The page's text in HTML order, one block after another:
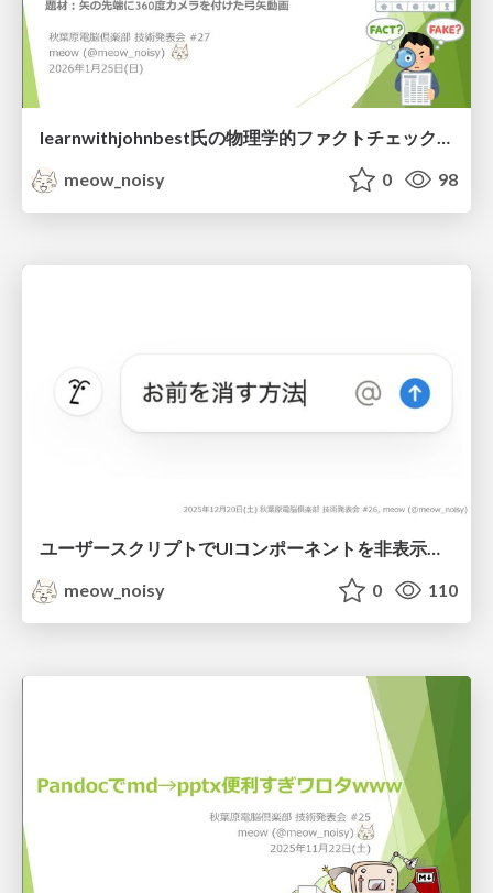
learnwithjohnbest氏の物理学的ファクトチェック術を学ぶ
meow_noisy
0 98
ユーザースクリプトでUIコンポーネントを非表示にするなど
meow_noisy
0 110